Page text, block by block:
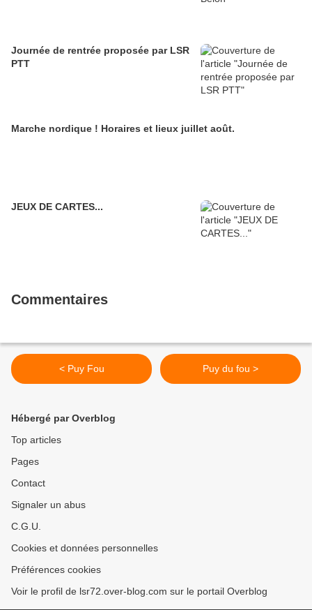
Journée de rentrée proposée par LSR
PTT
Marche nordique ! Horaires et lieux juillet août.
JEUX DE CARTES...
Commentaires
< Puy Fou Puy du fou >
Hébergé par Overblog
Top articles
Pages
Contact
Signaler un abus
C.G.U.
Cookies et données personnelles
Préférences cookies
Voir le profil de lsr72.over-blog.com sur le portail Overblog